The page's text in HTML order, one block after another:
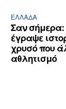
ΕΛΛΆΔΑ
Σαν
έγραψε
χρυσό που
αθλητισμό